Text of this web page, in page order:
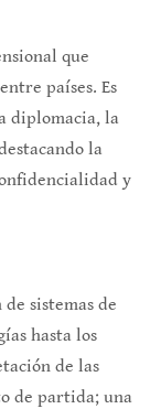
que
países. Es
diplomacia, la
la
y
sistemas de
hasta los
de las
de partida; una